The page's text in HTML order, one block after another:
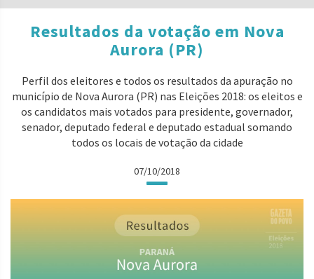
Resultados da votação em Nova
Aurora (PR)
Perfil dos eleitores e todos os resultados da apuração no
município de Nova Aurora (PR) nas Eleições 2018: os eleitos e
os candidatos mais votados para presidente, governador,
senador, deputado federal e deputado estadual somando
todos os locais de votação da cidade
07/10/2018